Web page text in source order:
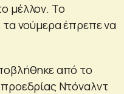
μέλλον. Το
τα νούμερα έπρεπε να
από το
Ντόναλντ